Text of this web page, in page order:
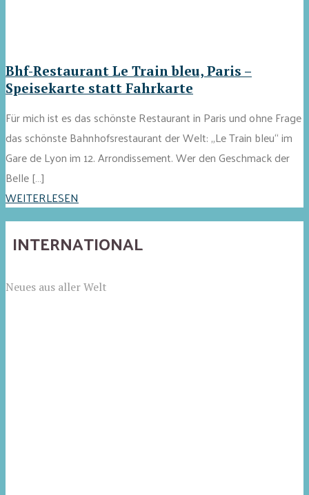
Bhf-Restaurant Le Train bleu, Paris –
Speisekarte statt Fahrkarte
Für mich ist es das schönste Restaurant in Paris und ohne Frage
das schönste Bahnhofsrestaurant der Welt: „Le Train bleu“ im
Gare de Lyon im 12. Arrondissement. Wer den Geschmack der
Belle […]
WEITERLESEN
INTERNATIONAL
Neues aus aller Welt